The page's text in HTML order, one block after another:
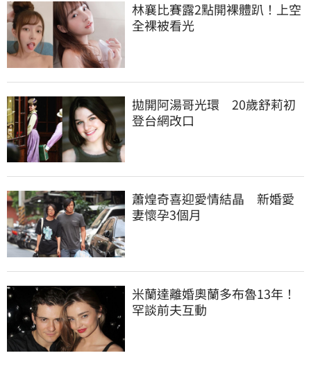
林襄比賽露2點開裸體趴！上空
全裸被看光
拋開阿湯哥光環　20歲舒莉初
登台網改口
蕭煌奇喜迎愛情結晶　新婚愛
妻懷孕3個月
米蘭達離婚奧蘭多布魯13年！
罕談前夫互動